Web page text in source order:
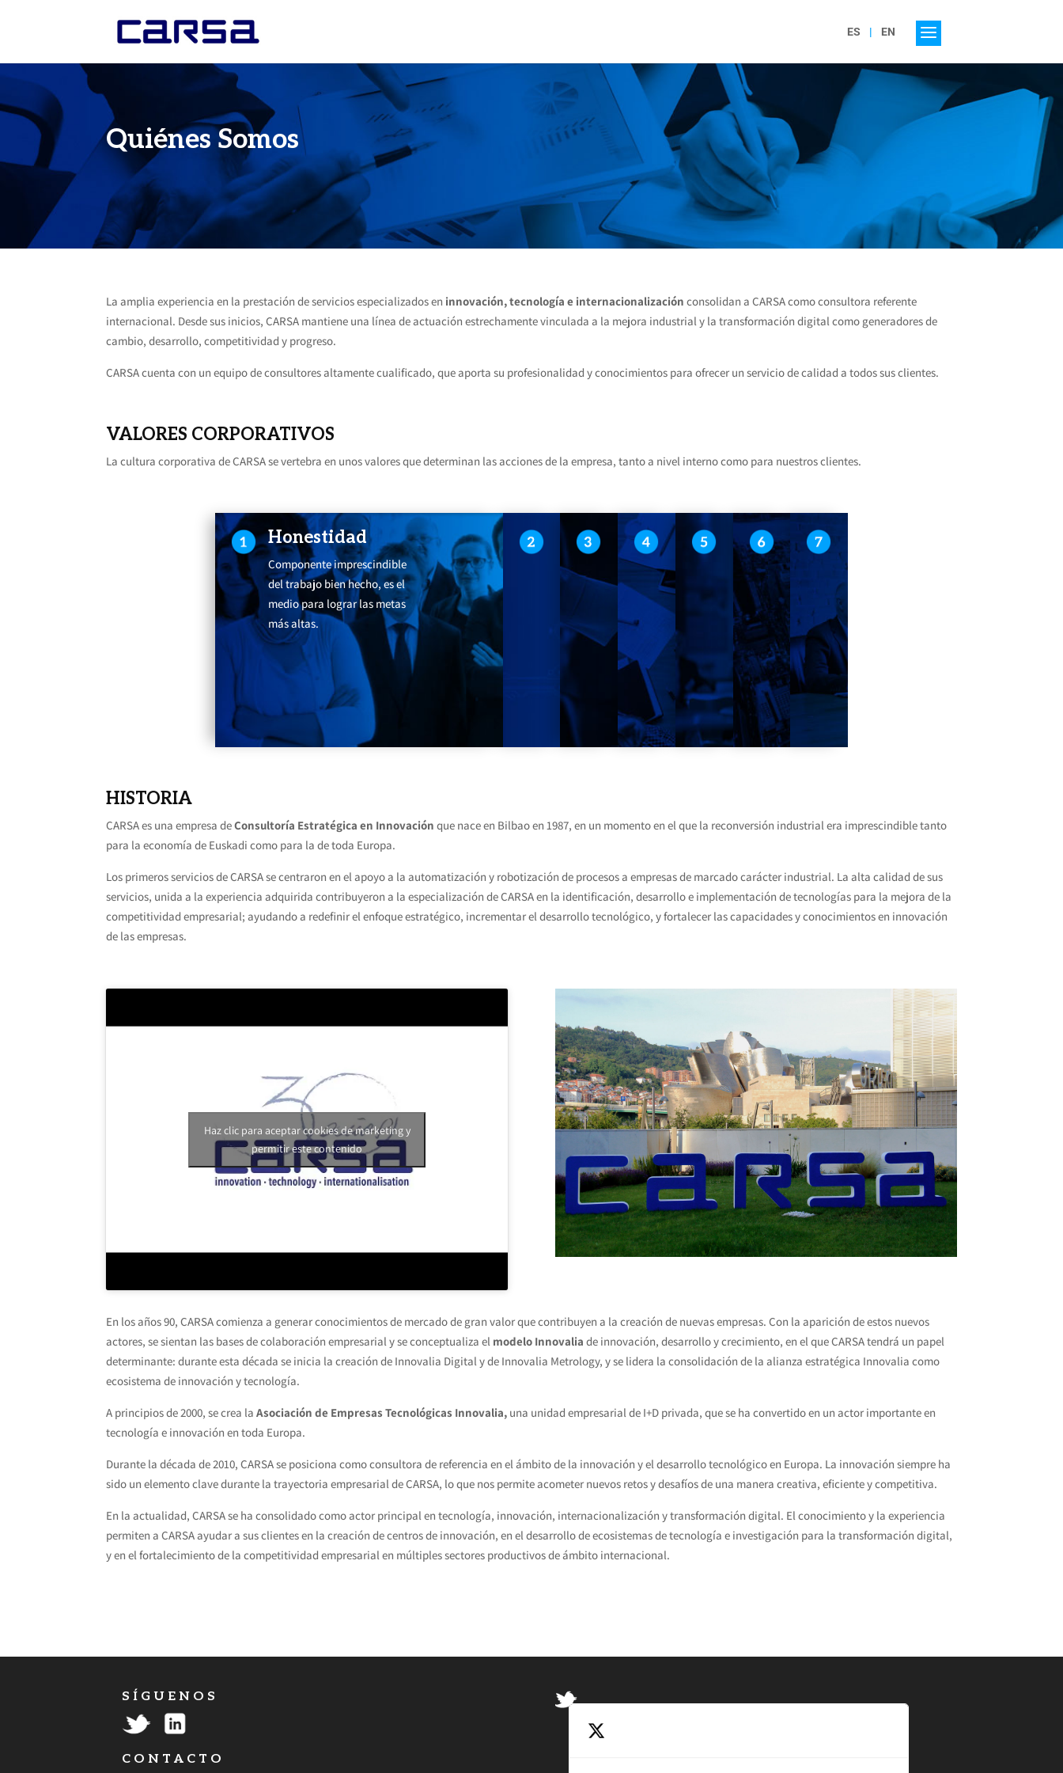
ES EN
Quiénes Somos
La amplia experiencia en la prestación de servicios especializados en innovación, tecnología e internacionalizaciónconsolidan a CARSA como consultora referente
internacional. Desde sus inicios, CARSA mantiene una línea de actuación estrechamente vinculada a la mejora industrial y la transformación digital como generadores de
cambio, desarrollo, competitividad y progreso.
CARSA cuenta con un equipo de consultores altamente cualificado, que aporta su profesionalidad y conocimientos para ofrecer un servicio de calidad a todos sus clientes.
VALORES CORPORATIVOS
La cultura corporativa de CARSA se vertebra en unos valores que determinan las acciones de la empresa, tanto a nivel interno como para nuestros clientes.
Honestidad
Componente imprescindible
del trabajo bien hecho, es el
medio para lograr las metas
más altas.
Innovación
Motor de transformación que
contribuye a que CARSA sea un
ecosistema de conocimiento
en constante evolución.
Compromiso
Ingrediente necesario para
generar servicios de alto valor
añadido para nuestros
clientes.
Generosidad
Espíritu de equipo para la
efectiva ejecución de
proyectos y la eficaz
prestación de servicios.
Pasión
Herramienta para el
aprendizaje y generación de
nuevas ideas y metodologías
para afrontar cada proyecto.
Excelencia
Siempre buscamos superar los
estándares de calidad en todos
los proyectos, para garantizar
que el resultado final vaya más
allá de las expectativas de
nuestros clientes.
Divertirnos con lo que
hacemos marca la diferencia;
siempre busca alcanzar metas
más ambiciosas.
HISTORIA
CARSA es una empresa deConsultoría Estratégica en Innovación que nace en Bilbao en 1987, en un momento en el que la reconversión industrial era imprescindible tanto
para la economía de Euskadi como para la de toda Europa.
Los primeros servicios de CARSA se centraron en el apoyo a la automatización y robotización de procesos a empresas de marcado carácter industrial. La alta calidad de sus
servicios, unida a la experiencia adquirida contribuyeron a la especialización de CARSA en la identificación, desarrollo e implementación de tecnologías para la mejora de la
competitividad empresarial; ayudando a redefinir el enfoque estratégico, incrementar el desarrollo tecnológico, y fortalecer las capacidades y conocimientos en innovación
de las empresas.
Haz clic para aceptar cookies de marketing y
permitir este contenido
En los años 90, CARSA comienza a generar conocimientos de mercado de gran valor que contribuyen a la creación de nuevas empresas. Con la aparición de estos nuevos
actores, se sientan las bases de colaboración empresarial y se conceptualiza el modelo Innovalia de innovación, desarrollo y crecimiento, en el que CARSA tendrá un papel
determinante: durante esta década se inicia la creación de Innovalia Digital y de Innovalia Metrology, y se lidera la consolidación de la alianza estratégica Innovalia como
ecosistema de innovación y tecnología.
A principios de 2000, se crea laAsociación de Empresas Tecnológicas Innovalia, una unidad empresarial de I+D privada, que se ha convertido en un actor importante en
tecnología e innovación en toda Europa.
Durante la década de 2010, CARSA se posiciona como consultora de referencia en el ámbito de la innovación y el desarrollo tecnológico en Europa. La innovación siempre ha
sido un elemento clave durante la trayectoria empresarial de CARSA, lo que nos permite acometer nuevos retos y desafíos de una manera creativa, eficiente y competitiva.
En la actualidad, CARSA se ha consolidado como actor principal en tecnología, innovación, internacionalización y transformación digital. El conocimiento y la experiencia
permiten a CARSA ayudar a sus clientes en la creación de centros de innovación, en el desarrollo de ecosistemas de tecnología e investigación para la transformación digital,
y en el fortalecimiento de la competitividad empresarial en múltiples sectores productivos de ámbito internacional.
S Í G U E N O S
C O N T A C T O